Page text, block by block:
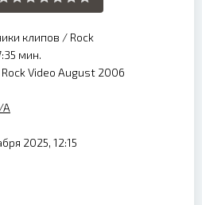
клипов / Rock
мин.
Video August 2006
A
2025, 12:15